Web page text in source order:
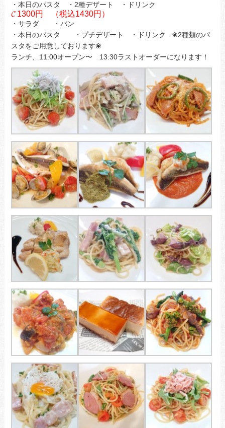
・本日のパスタ ・2種デザート ・ドリンク
𝓒 1300円 （税込1430円）
・サラダ ・パン
・本日のパスタ ・プチデザート ・ドリンク ❀2種類のパ
スタをご用意しております❀
ランチ、11:00オープン〜 13:30ラストオーダーになります！